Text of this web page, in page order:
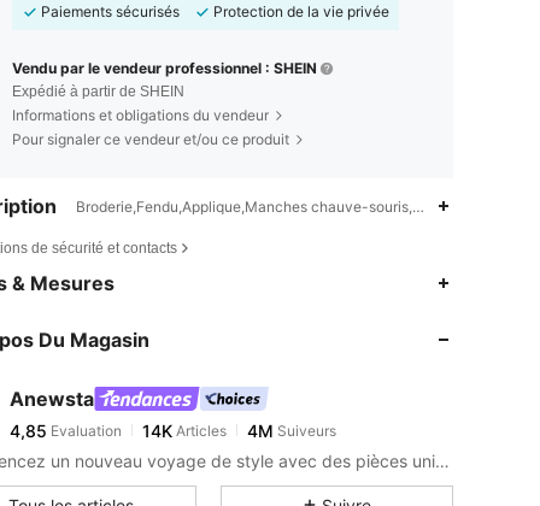
Paiements sécurisés
Protection de la vie privée
Vendu par le vendeur professionnel : SHEIN
Expédié à partir de SHEIN
Informations et obligations du vendeur
Pour signaler ce vendeur et/ou ce produit
Broderie,Fendu,Applique,Manches chauve-souris,Tissu tricoté
de sécurité et contacts
& Mesures
Du Magasin
Anewsta
4,85
14K
4,85 Evaluation 14KArticles 4M
o***cest en train de naviguer
4,85
14K
4M
Commencez un nouveau voyage de style avec des pièces uniques et remarquables qui suscitent une nouvelle inspiration.